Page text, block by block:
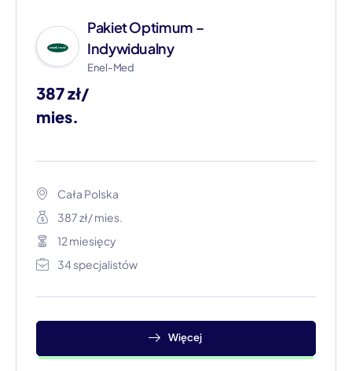
Pakiet Optimum –
Indywidualny
Enel-Med
387 zł/
mies.
Cała Polska
387 zł/ mies.
12 miesięcy
34 specjalistów
Więcej